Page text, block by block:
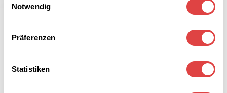
Notwendig
Präferenzen
Statistiken